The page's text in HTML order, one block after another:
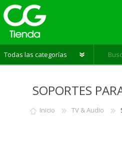
INICIAR SESIÓN
SOPORTES
Inicio TV & Audio